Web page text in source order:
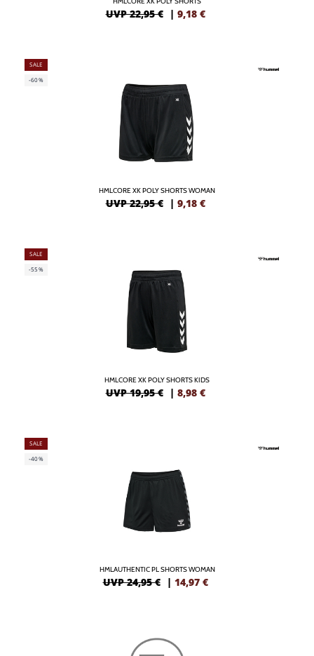
UVP 22,95 € | 9,18 €
SALE
-60%
HMLCORE XK POLY SHORTS WOMAN
UVP 22,95 € | 9,18 €
SALE
-55%
HMLCORE XK POLY SHORTS KIDS
UVP 19,95 € | 8,98 €
SALE
-40%
HMLAUTHENTIC PL SHORTS WOMAN
UVP 24,95 € | 14,97 €